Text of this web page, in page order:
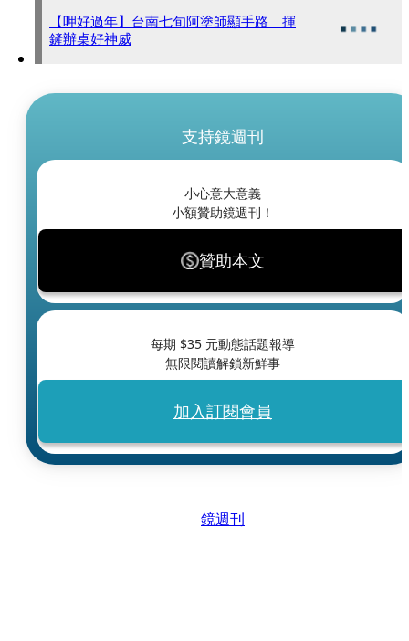
【呷好過年】台南七旬阿塗師顯手路 揮
鏟辦桌好神威
支持鏡週刊
小心意大意義
小額贊助鏡週刊！
贊助本文
每期 $35 元動態話題報導
無限閱讀解鎖新鮮事
加入訂閱會員
鏡週刊